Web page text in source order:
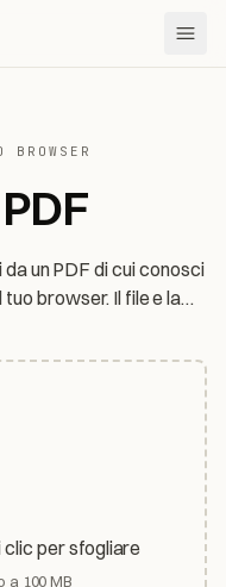
un PDF di cui conosci
browser. Il file e la
clic per sfogliare
a 100 MB